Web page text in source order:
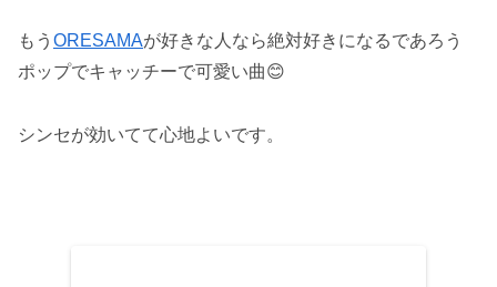
もう ORESAMAが好きな人なら絶対好きになるであろう
ポップでキャッチーで可愛い曲😊
シンセが効いてて心地よいです。